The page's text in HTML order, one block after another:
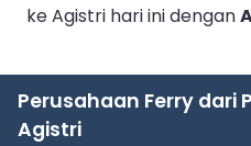
ke Agistri hari ini dengan
Perusahaan Ferry dari
Agistri